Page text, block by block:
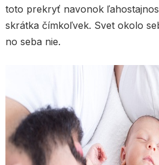
toto prekryť navonok
skrátka čímkoľvek. Svet okolo
no seba nie.